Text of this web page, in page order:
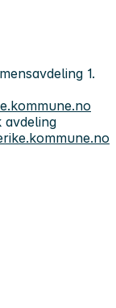
1.
avdeling